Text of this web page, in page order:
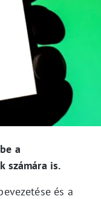
a
számára is.
és a